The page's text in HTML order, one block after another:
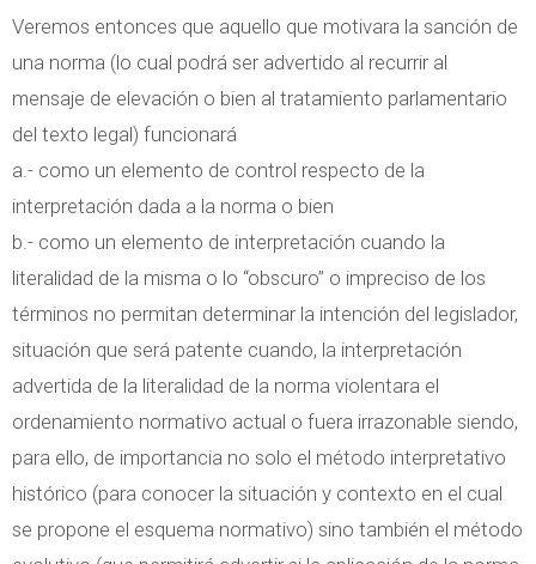
Veremos entonces que aquello que motivara la sanción de
una norma (lo cual podrá ser advertido al recurrir al
mensaje de elevación o bien al tratamiento parlamentario
del texto legal) funcionará
a.- como un elemento de control respecto de la
interpretación dada a la norma o bien
b.- como un elemento de interpretación cuando la
literalidad de la misma o lo “obscuro” o impreciso de los
términos no permitan determinar la intención del legislador,
situación que será patente cuando, la interpretación
advertida de la literalidad de la norma violentara el
ordenamiento normativo actual o fuera irrazonable siendo,
para ello, de importancia no solo el método interpretativo
histórico (para conocer la situación y contexto en el cual
se propone el esquema normativo) sino también el método